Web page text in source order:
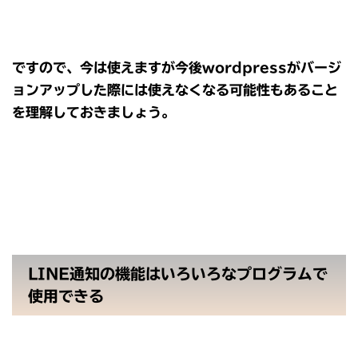
ですので、今は使えますが今後wordpressがバージ
ョンアップした際には使えなくなる可能性もあること
を理解しておきましょう。
LINE通知の機能はいろいろなプログラムで
使用できる